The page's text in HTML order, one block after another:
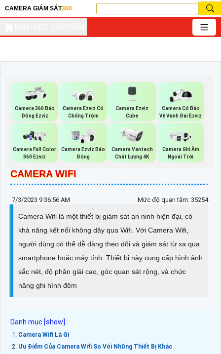
CAMERA GIÁM SÁT360
Camera 360 Báo
Động Ezviz
Camera Ezviz Có
Chống Trộm
Camera Ezviz
Cube
Camera Có Bảo
Vệ Vành Đai Ezviz
Camera Full Color
360 Ezviz
Camera Ezviz Báo
Động
Camera Vantech
Chất Lượng 4K
Camera Ghi Âm
Ngoài Trời
CAMERA WIFI
7/3/2023 9:36:56 AM Mức độ quan tâm: 35254
Camera Wifi là một thiết bị giám sát an ninh hiện đại, có
khả năng kết nối không dây qua Wifi. Với Camera Wifi,
người dùng có thể dễ dàng theo dõi và giám sát từ xa qua
smartphone hoặc máy tính. Thiết bị này cung cấp hình ảnh
sắc nét, độ phân giải cao, góc quan sát rộng, và chức
năng ghi hình đêm
Camera Wifi Là Gì
Ưu Điểm Của Camera Wifi So Với Những Thiết Bị Khác